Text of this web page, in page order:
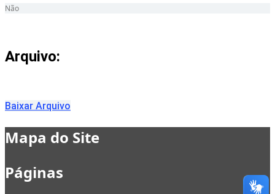
Não
Arquivo:
Baixar Arquivo
Mapa do Site
Páginas